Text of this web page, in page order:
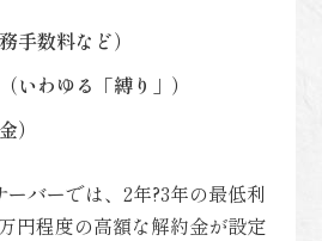
手数料など）
いわゆる「縛り」）
）
バーでは、2年?3年の最低利
円程度の高額な解約金が設定